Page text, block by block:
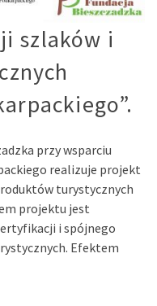
szlaków i
przy wsparciu
realizuje projekt
turystycznych
projektu jest
i spójnego
Efektem